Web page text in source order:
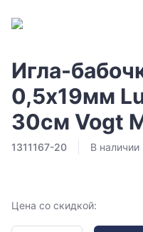
Игла-
0,5х19мм
30см Vogt
1311167-20 В наличии
Цена со скидкой: